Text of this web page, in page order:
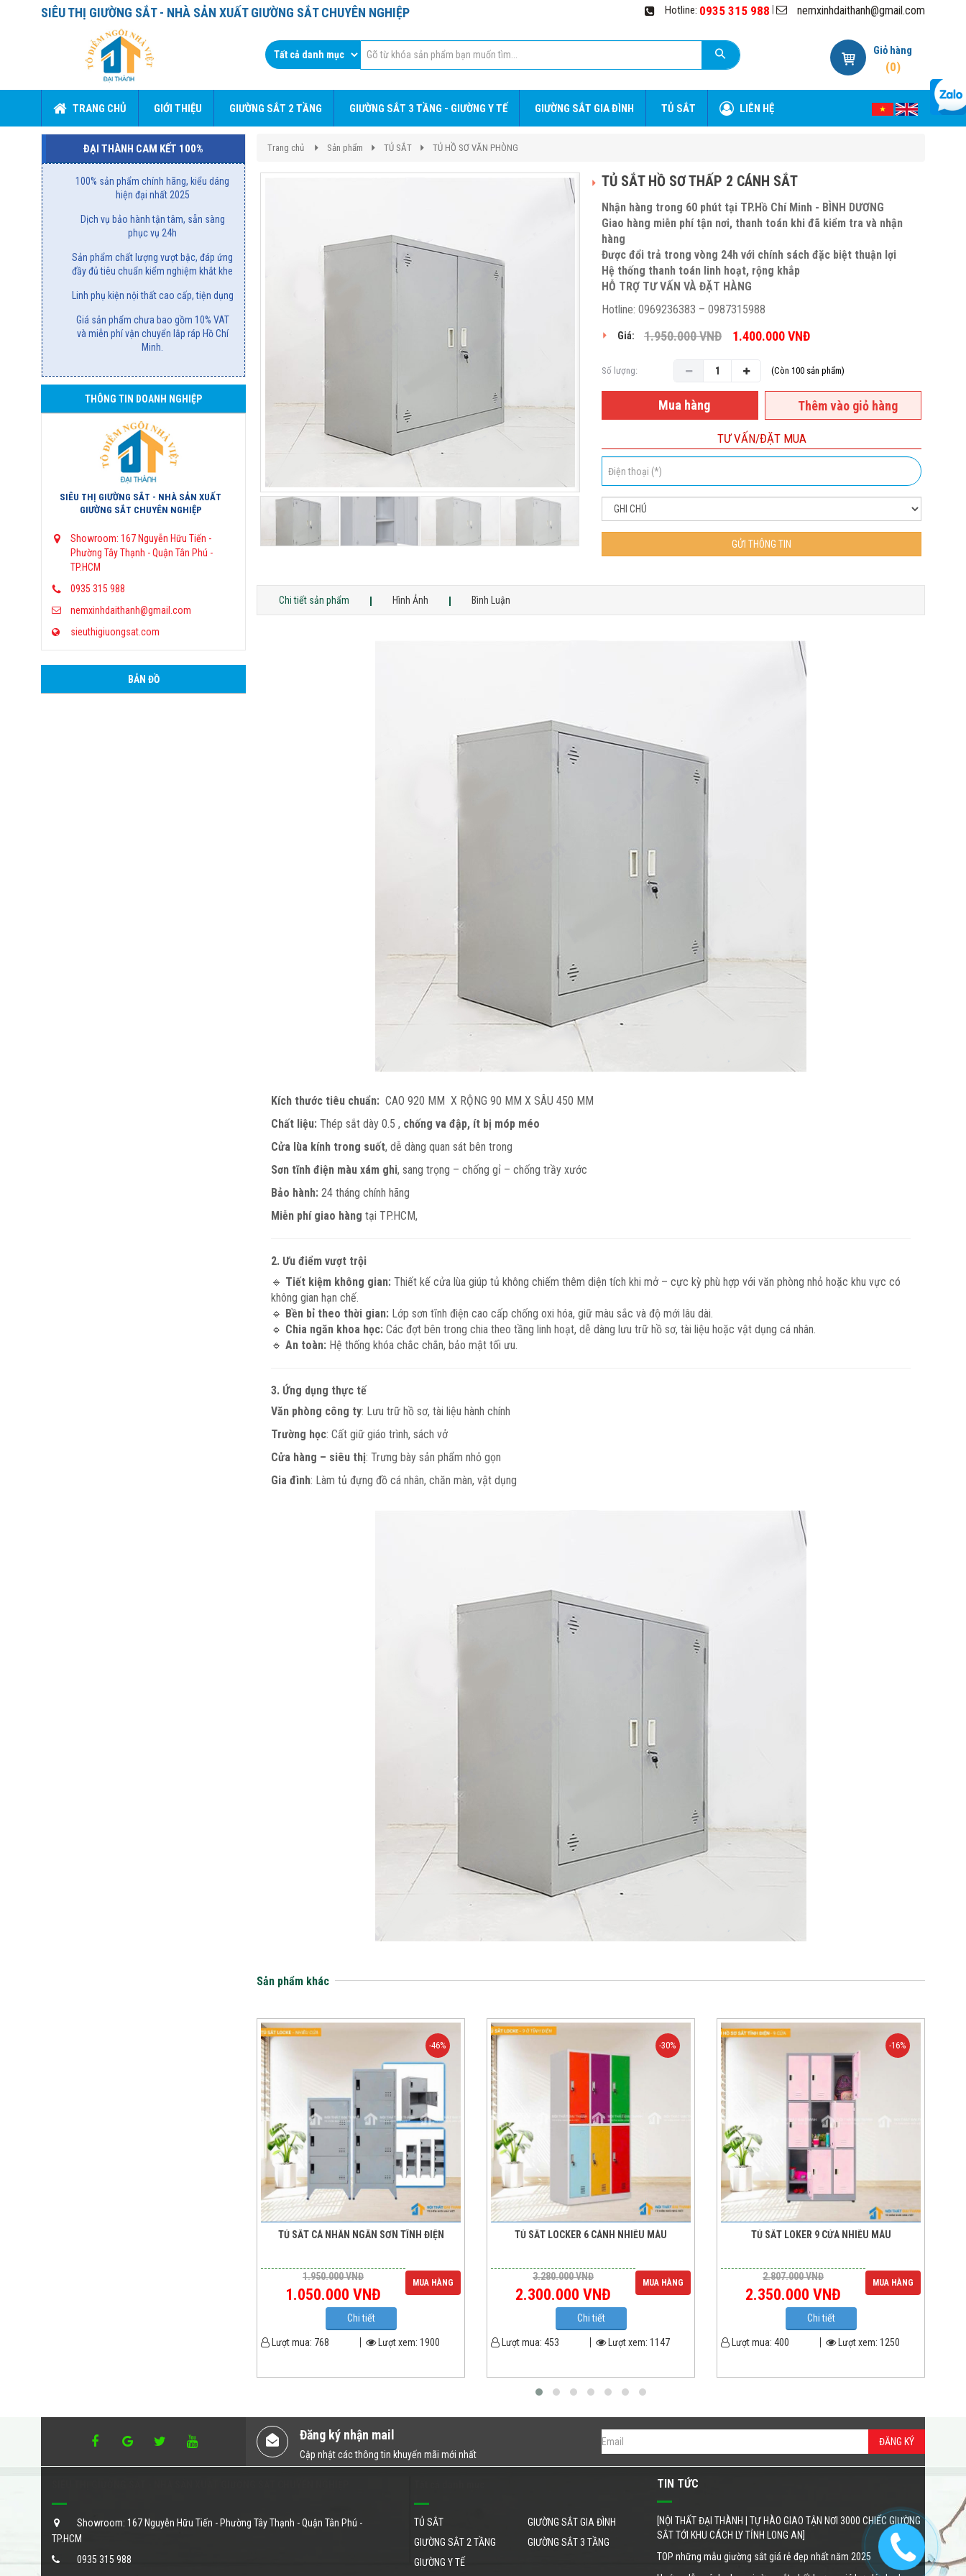
SIÊU THỊ GIƯỜNG SẮT - NHÀ SẢN XUẤT GIƯỜNG SẮT CHUYÊN NGHIỆP Hotline: 0935 315 988 nemxinhdaithanh@gmail.com
Giỏ hàng
(0)
TRANG CHỦ GIỚI THIỆU GIƯỜNG SẮT 2 TẦNG GIƯỜNG SẮT 3 TẦNG - GIƯỜNG Y TẾ GIƯỜNG SẮT GIA ĐÌNH TỦ SẮT LIÊN HỆ
Trang chủ Sản phẩm TỦ SẮT TỦ HỒ SƠ VĂN PHÒNG
TỦ SẮT HỒ SƠ THẤP 2 CÁNH SẮT
Nhận hàng trong 60 phút tại TP.Hồ Chí Minh - BÌNH DƯƠNG
Giao hàng miễn phí tận nơi, thanh toán khi đã kiểm tra và nhận
hàng
Được đổi trả trong vòng 24h với chính sách đặc biệt thuận lợi
Hệ thống thanh toán linh hoạt, rộng khắp
HỖ TRỢ TƯ VẤN VÀ ĐẶT HÀNG
Hotline: 0969236383 – 0987315988
Giá: 1.950.000VNĐ 1.400.000VNĐ
Số lượng: (Còn 100 sản phẩm)
Mua hàng Thêm vào giỏ hàng
TƯ VẤN/ĐẶT MUA
GỬI THÔNG TIN
Chi tiết sản phẩm Hình Ảnh Bình Luận
Kích thước tiêu chuẩn: CAO 920 MM X RỘNG 90 MM X SÂU 450 MM
Chất liệu: Thép sắt dày 0.5 , chống va đập, ít bị móp méo
Cửa lùa kính trong suốt, dễ dàng quan sát bên trong
Sơn tĩnh điện màu xám ghi, sang trọng – chống gỉ – chống trầy xước
Bảo hành: 24 tháng chính hãng
Miễn phí giao hàng tại TP.HCM,
2. Ưu điểm vượt trội
🔹 Tiết kiệm không gian: Thiết kế cửa lùa giúp tủ không chiếm thêm diện tích khi mở – cực kỳ phù hợp với văn phòng nhỏ hoặc khu vực có
không gian hạn chế.
🔹 Bền bỉ theo thời gian: Lớp sơn tĩnh điện cao cấp chống oxi hóa, giữ màu sắc và độ mới lâu dài.
🔹 Chia ngăn khoa học: Các đợt bên trong chia theo tầng linh hoạt, dễ dàng lưu trữ hồ sơ, tài liệu hoặc vật dụng cá nhân.
🔹 An toàn: Hệ thống khóa chắc chắn, bảo mật tối ưu.
3. Ứng dụng thực tế
Văn phòng công ty: Lưu trữ hồ sơ, tài liệu hành chính
Trường học: Cất giữ giáo trình, sách vở
Cửa hàng – siêu thị: Trưng bày sản phẩm nhỏ gọn
Gia đình: Làm tủ đựng đồ cá nhân, chăn màn, vật dụng
Sản phẩm khác
-46%
TỦ SẮT CÁ NHÂN NGĂN SƠN TĨNH ĐIỆN
1.950.000VNĐ
1.050.000 VNĐ
MUA HÀNG
Chi tiết
Lượt mua: 768 Lượt xem: 1900
-30%
TỦ SẮT LOCKER 6 CÁNH NHIỀU MÀU
3.280.000VNĐ
2.300.000 VNĐ
MUA HÀNG
Chi tiết
Lượt mua: 453 Lượt xem: 1147
-16%
TỦ SẮT LOKER 9 CỬA NHIỀU MÀU
2.807.000VNĐ
2.350.000 VNĐ
MUA HÀNG
Chi tiết
Lượt mua: 400 Lượt xem: 1250
ĐẠI THÀNH CAM KẾT 100%
100% sản phẩm chính hãng, kiểu dáng
hiện đại nhất 2025
Dịch vụ bảo hành tận tâm, sẵn sàng
phục vụ 24h
Sản phẩm chất lượng vượt bậc, đáp ứng
đầy đủ tiêu chuẩn kiểm nghiệm khắt khe
Linh phụ kiện nội thất cao cấp, tiện dụng
Giá sản phẩm chưa bao gồm 10% VAT
và miễn phí vận chuyển lắp ráp Hồ Chí
Minh.
THÔNG TIN DOANH NGHIỆP
SIÊU THỊ GIƯỜNG SẮT - NHÀ SẢN XUẤT
GIƯỜNG SẮT CHUYÊN NGHIỆP
Showroom: 167 Nguyễn Hữu Tiến -
Phường Tây Thạnh - Quận Tân Phú -
TP.HCM
0935 315 988
nemxinhdaithanh@gmail.com
sieuthigiuongsat.com
BẢN ĐỒ
Đăng ký nhận mail
Cập nhật các thông tin khuyến mãi mới nhất
ĐĂNG KÝ
Showroom: 167 Nguyễn Hữu Tiến - Phường Tây Thạnh - Quận Tân Phú -
TP.HCM
0935 315 988
TỦ SẮT
GIƯỜNG SẮT GIA ĐÌNH
GIƯỜNG SẮT 2 TẦNG
GIƯỜNG SẮT 3 TẦNG
GIƯỜNG Y TẾ
TIN TỨC
[NỘI THẤT ĐẠI THÀNH | TỰ HÀO GIAO TẬN NƠI 3000 CHIẾC GIƯỜNG
SẮT TỚI KHU CÁCH LY TỈNH LONG AN]
TOP những mẫu giường sắt giá rẻ đẹp nhất năm 2025